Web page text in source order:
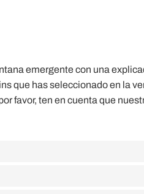
emergente con una
que has seleccionado en la
favor, ten en cuenta que